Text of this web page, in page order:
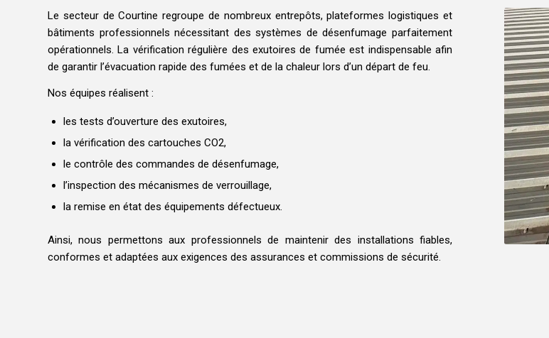
Le secteur de Courtine regroupe de nombreux entrepôts, plateformes logistiques et
bâtiments professionnels nécessitant des systèmes de désenfumage parfaitement
opérationnels. La vérification régulière des exutoires de fumée est indispensable afin
de garantir l’évacuation rapide des fumées et de la chaleur lors d’un départ de feu.
Nos équipes réalisent :
les tests d’ouverture des exutoires,
la vérification des cartouches CO2,
le contrôle des commandes de désenfumage,
l’inspection des mécanismes de verrouillage,
la remise en état des équipements défectueux.
Ainsi, nous permettons aux professionnels de maintenir des installations fiables,
conformes et adaptées aux exigences des assurances et commissions de sécurité.